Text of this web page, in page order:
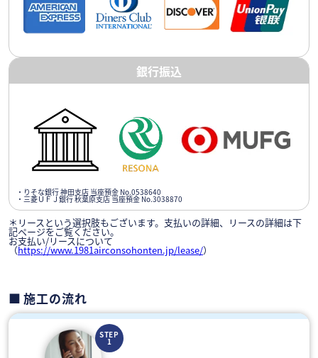
銀行振込
・りそな銀行 神田支店 当座預金 No.0538640
・三菱ＵＦＪ銀行 秋葉原支店 当座預金 No.3038870
＊リースという選択肢もございます。支払いの詳細、リースの詳細は下
記ページをご覧ください。
お支払い/リースについて
（https://www.1981airconsohonten.jp/lease/）
施工の流れ
STEP
1